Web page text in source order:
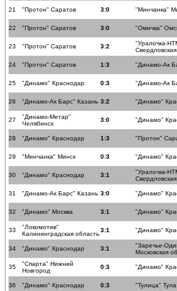
21 "Протон" Саратов 3:0 "Минчанка"
22 "Протон" Саратов 3:0 "Омичка"
23 "Протон" Саратов 3:2
"Уралочка-
24 "Протон" Саратов 1:3 "Динамо-Ак
25 "Динамо" Краснодар 0:3 "Динамо-Ак
26 "Динамо-Ак Барс" Казань 3:2 "Динамо"
27
"Динамо-Метар"
Челябинск
3:0 "Динамо"
28 "Динамо" Краснодар 1:3 "Протон"
29 "Минчанка" Минск 0:3 "Динамо"
30 "Динамо" Краснодар 3:1
"Уралочка-
31 "Динамо-Ак Барс" Казань 3:0 "Динамо"
32 "Динамо" Москва 3:1 "Динамо"
33
"Локомотив"
Калининградская область
3:1 "Динамо"
34 "Динамо" Краснодар 3:1
"Заречье-
Московская
35
"Спарта" Нижний
Новгород
0:3 "Динамо"
36 "Динамо" Краснодар 0:3 "Тулица" Тула